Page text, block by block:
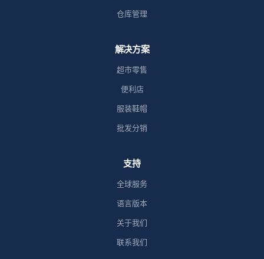
仓库管理
解决方案
超市零售
便利店
服装鞋帽
批发分销
支持
全球服务
语言版本
关于我们
联系我们